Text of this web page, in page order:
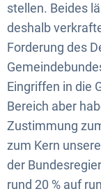
stellen. Beides
deshalb
Forderung des
Eingriffen in die
Bereich aber
Zustimmung
zum Kern
der
rund 20 % auf